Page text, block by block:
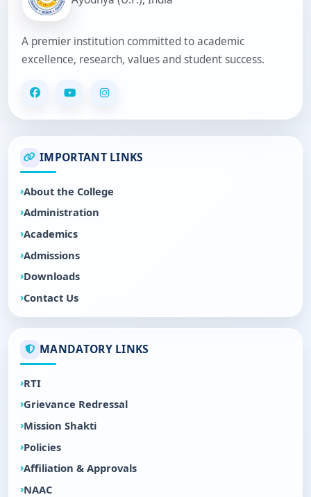
A premier institution committed to academic
excellence, research, values and student success.
IMPORTANT LINKS
About the College
Administration
Academics
Admissions
Downloads
Contact Us
MANDATORY LINKS
RTI
Grievance Redressal
Mission Shakti
Policies
Affiliation & Approvals
NAAC